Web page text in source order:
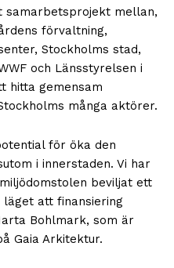
samarbetsprojekt mellan,
förvaltning,
Stockholms stad,
och Länsstyrelsen i
hitta gemensam
många aktörer.
för öka den
i innerstaden. Vi har
beviljat ett
läget att finansiering
Bohlmark, som är
Gaia Arkitektur.